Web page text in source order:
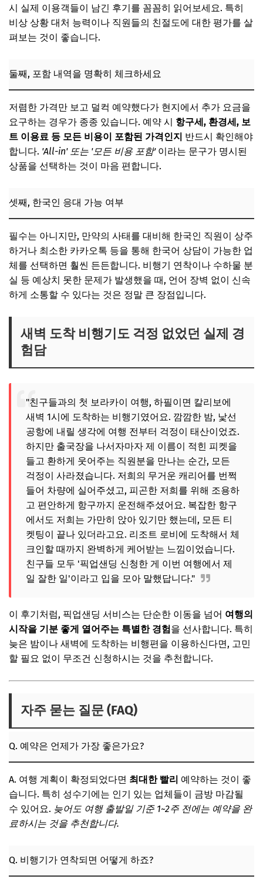
시 실제 이용객들이 남긴 후기를 꼼꼼히 읽어보세요. 특히
비상 상황 대처 능력이나 직원들의 친절도에 대한 평가를 살
펴보는 것이 좋습니다.
둘째, 포함 내역을 명확히 체크하세요
저렴한 가격만 보고 덜컥 예약했다가 현지에서 추가 요금을
요구하는 경우가 종종 있습니다. 예약 시 항구세, 환경세, 보
트 이용료 등 모든 비용이 포함된 가격인지 반드시 확인해야
합니다. 'All-in' 또는 '모든 비용 포함'이라는 문구가 명시된
상품을 선택하는 것이 마음 편합니다.
셋째, 한국인 응대 가능 여부
필수는 아니지만, 만약의 사태를 대비해 한국인 직원이 상주
하거나 최소한 카카오톡 등을 통해 한국어 상담이 가능한 업
체를 선택하면 훨씬 든든합니다. 비행기 연착이나 수하물 분
실 등 예상치 못한 문제가 발생했을 때, 언어 장벽 없이 신속
하게 소통할 수 있다는 것은 정말 큰 장점입니다.
새벽 도착 비행기도 걱정 없었던 실제 경
험담
"친구들과의 첫 보라카이 여행, 하필이면 칼리보에
새벽 1시에 도착하는 비행기였어요. 깜깜한 밤, 낯선
공항에 내릴 생각에 여행 전부터 걱정이 태산이었죠.
하지만 출국장을 나서자마자 제 이름이 적힌 피켓을
들고 환하게 웃어주는 직원분을 만나는 순간, 모든
걱정이 사라졌습니다. 저희의 무거운 캐리어를 번쩍
들어 차량에 실어주셨고, 피곤한 저희를 위해 조용하
고 편안하게 항구까지 운전해주셨어요. 복잡한 항구
에서도 저희는 가만히 앉아 있기만 했는데, 모든 티
켓팅이 끝나 있더라고요. 리조트 로비에 도착해서 체
크인할 때까지 완벽하게 케어받는 느낌이었습니다.
친구들 모두 '픽업샌딩 신청한 게 이번 여행에서 제
일 잘한 일'이라고 입을 모아 말했답니다."
이 후기처럼, 픽업샌딩 서비스는 단순한 이동을 넘어 여행의
시작을 기분 좋게 열어주는 특별한 경험을 선사합니다. 특히
늦은 밤이나 새벽에 도착하는 비행편을 이용하신다면, 고민
할 필요 없이 무조건 신청하시는 것을 추천합니다.
자주 묻는 질문 (FAQ)
Q. 예약은 언제가 가장 좋은가요?
A. 여행 계획이 확정되었다면 최대한 빨리 예약하는 것이 좋
습니다. 특히 성수기에는 인기 있는 업체들이 금방 마감될
수 있어요. 늦어도 여행 출발일 기준 1~2주 전에는 예약을 완
료하시는 것을 추천합니다.
Q. 비행기가 연착되면 어떻게 하죠?